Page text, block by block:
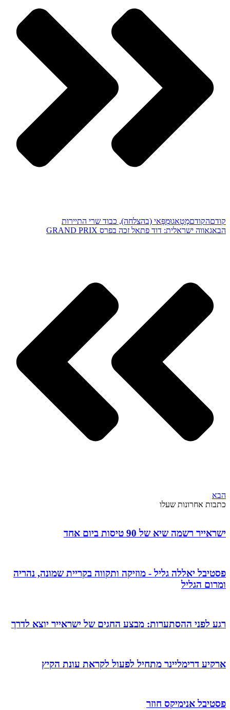
קודםהקודםמָטָאגוּמְפָּאי (בהצלחה), כבוד שרי התיירות
הבאגאווה ישראלית: דוד פתאל זכה בפרס GRAND PRIX
הבא
כתבות אחרונות שעלו
ישראייר רשמה שיא של 90 טיסות ביום אחד
פסטיבל יאללה גליל - מוזיקה ותקווה בקריית שמונה, נהריה
ומרום הגליל
רגע לפני ההסתערות: מבצע החגים של ישראייר יוצא לדרך
ארקיע דרימליינר מתחיל לפעול לקראת עונת הקיץ
פסטיבל אנימיקס חוזר